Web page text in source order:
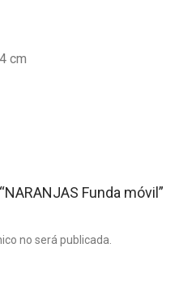
cm
Funda móvil”
no será publicada.